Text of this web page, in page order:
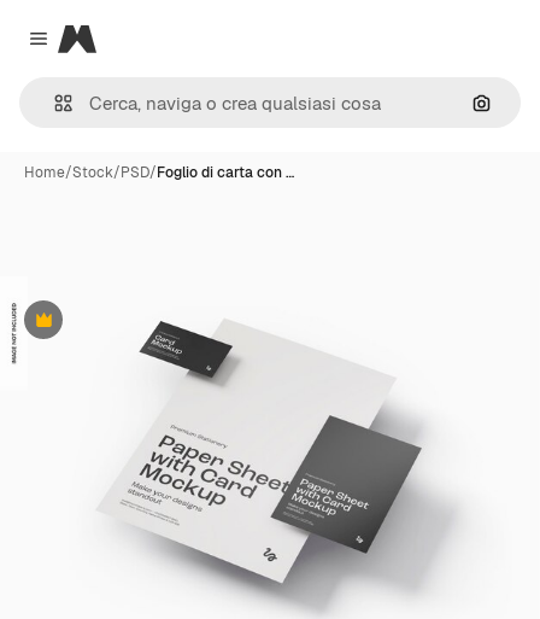
Close menu
Magnific
Cerca
Home/Stock/PSD/Foglio di carta con …
Premium